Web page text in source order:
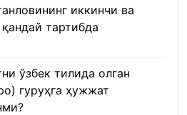
иккинчи ва
тартибда
ўзбек тилида олган
гуруҳга ҳужжат